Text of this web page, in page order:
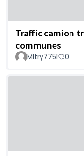
Traffic camion
communes
MItry7751 0